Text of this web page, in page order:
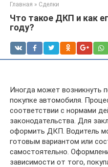
Главная » Сделки
Что такое ДКП и как
году?
Иногда может возникнуть
покупке автомобиля.
соответствии с нормами
законодательства. Для
оформить ДКП. Водитель
готовым вариантом или
самостоятельно.
зависимости от того,